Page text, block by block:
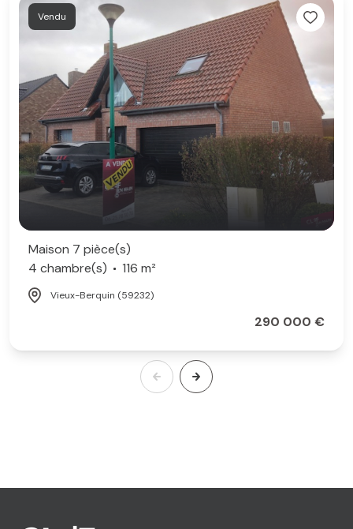
Vendu
Maison 7 pièce(s)
4 chambre(s)
116 m²
Vieux-Berquin (59232)
290 000 €